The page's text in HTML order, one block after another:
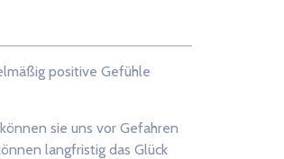
positive Gefühle
sie uns vor Gefahren
langfristig das Glück